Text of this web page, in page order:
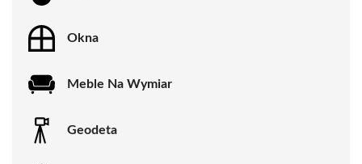
Okna
Meble Na Wymiar
Geodeta